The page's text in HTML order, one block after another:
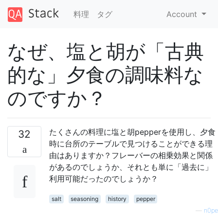
料理 タグ Account
なぜ、塩と胡が「古典
的な」夕食の調味料な
のですか？
32
たくさんの料理に塩と胡pepperを使用し、夕食
時に台所のテーブルで見つけることができる理
由はありますか？フレーバーの相乗効果と関係
があるのでしょうか、それとも単に「過去に」
利用可能だったのでしょうか？
salt seasoning history
pepper
n0pe